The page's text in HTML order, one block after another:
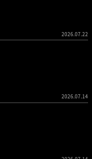
2026.07.22
2026.07.14